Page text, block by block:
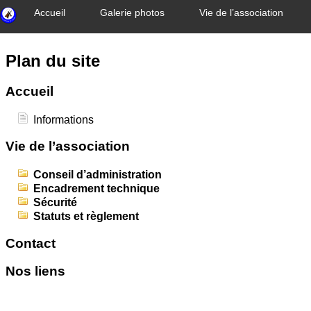
Accueil Galerie photos Vie de l’association
Plan du site
Accueil
Informations
Vie de l’association
Conseil d’administration
Encadrement technique
Sécurité
Statuts et règlement
Contact
Nos liens